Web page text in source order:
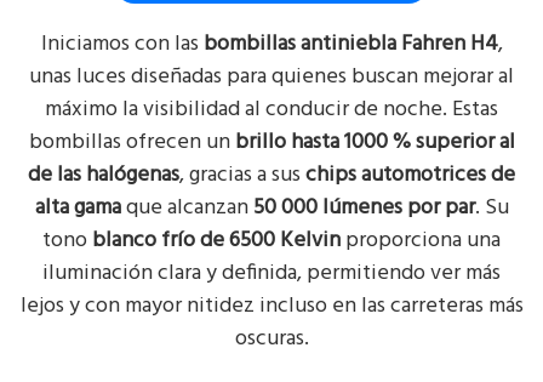
Iniciamos con las bombillas antiniebla Fahren H4,
unas luces diseñadas para quienes buscan mejorar al
máximo la visibilidad al conducir de noche. Estas
bombillas ofrecen unbrillo hasta 1000 % superior al
de las halógenas, gracias a suschips automotrices de
alta gamaque alcanzan50 000 lúmenes por par. Su
tonoblanco frío de 6500 Kelvinproporciona una
iluminación clara y definida, permitiendo ver más
lejos y con mayor nitidez incluso en las carreteras más
oscuras.